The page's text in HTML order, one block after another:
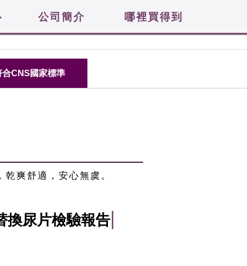
公司簡介 哪裡買得到
合CNS國家標準
爽舒適，安心無虞。
換尿片檢驗報告|